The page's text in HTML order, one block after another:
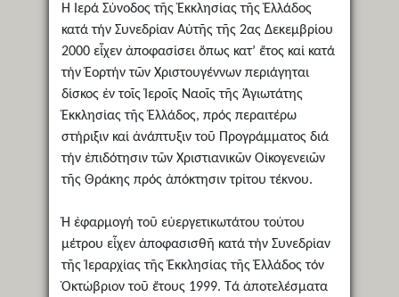
Ἡ Ἱερά Σύνοδος τῆς Ἐκκλησίας τῆς Ἑλλάδος
κατά τήν Συνεδρίαν Αὐτῆς τῆς 2ας Δεκεμβρίου
2000 εἶχεν ἀποφασίσει ὅπως κατ’ ἔτος καί κατά
τήν Ἑορτήν τῶν Χριστουγέννων περιάγηται
δίσκος ἐν τοῖς Ἱεροῖς Ναοῖς τῆς Ἁγιωτάτης
Ἐκκλησίας τῆς Ἑλλάδος, πρός περαιτέρω
στήριξιν καί ἀνάπτυξιν τοῦ Προγράμματος διά
τήν ἐπιδότησιν τῶν Χριστιανικῶν Οἰκογενειῶν
τῆς Θράκης πρός ἀπόκτησιν τρίτου τέκνου.
Ἡ ἐφαρμογή τοῦ εὐεργετικωτάτου τούτου
μέτρου εἶχεν ἀποφασισθῆ κατά τήν Συνεδρίαν
τῆς Ἱεραρχίας τῆς Ἐκκλησίας τῆς Ἑλλάδος τόν
Ὀκτώβριον τοῦ ἔτους 1999. Τά ἀποτελέσματα